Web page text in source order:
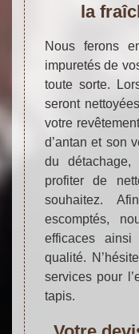
la
Nous ferons
impuretés de
toute sorte.
seront
votre
d’antan et son
du
profiter de
souhaitez.
escomptés,
efficaces
qualité.
services pour
tapis.